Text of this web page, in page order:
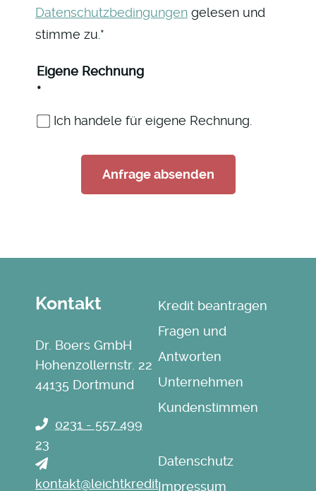
Datenschutzbedingungen gelesen und
stimme zu.*
Pflichtfeld
Eigene Rechnung
*
Ich handele für eigene Rechnung.
Kontakt
Dr. Boers GmbH
Hohenzollernstr. 22
44135 Dortmund
0231 - 557 499
23
kontakt@leichtkredit.de
Navigation
Kredit beantragen
Fragen und
Antworten
Unternehmen
Kundenstimmen
Navigation
Datenschutz
Impressum